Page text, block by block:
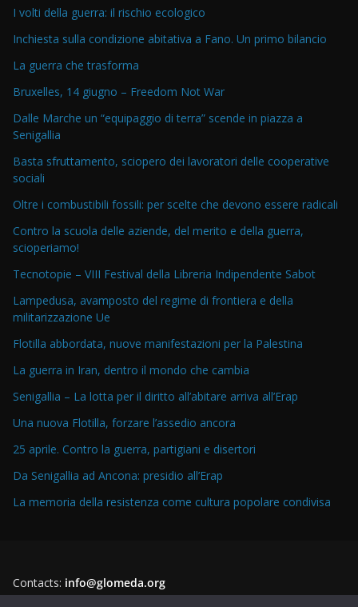
I volti della guerra: il rischio ecologico
Inchiesta sulla condizione abitativa a Fano. Un primo bilancio
La guerra che trasforma
Bruxelles, 14 giugno – Freedom Not War
Dalle Marche un “equipaggio di terra” scende in piazza a
Senigallia
Basta sfruttamento, sciopero dei lavoratori delle cooperative
sociali
Oltre i combustibili fossili: per scelte che devono essere radicali
Contro la scuola delle aziende, del merito e della guerra,
scioperiamo!
Tecnotopie – VIII Festival della Libreria Indipendente Sabot
Lampedusa, avamposto del regime di frontiera e della
militarizzazione Ue
Flotilla abbordata, nuove manifestazioni per la Palestina
La guerra in Iran, dentro il mondo che cambia
Senigallia – La lotta per il diritto all’abitare arriva all’Erap
Una nuova Flotilla, forzare l’assedio ancora
25 aprile. Contro la guerra, partigiani e disertori
Da Senigallia ad Ancona: presidio all’Erap
La memoria della resistenza come cultura popolare condivisa
Contacts: info@glomeda.org